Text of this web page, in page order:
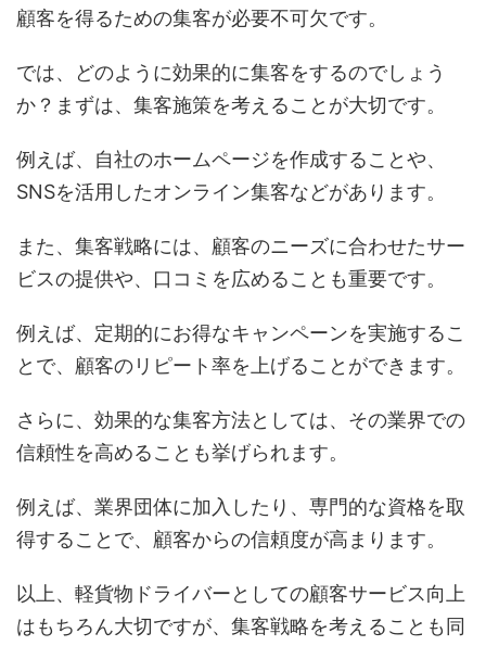
顧客を得るための集客が必要不可欠です。
では、どのように効果的に集客をするのでしょう
か？まずは、集客施策を考えることが大切です。
例えば、自社のホームページを作成することや、
SNSを活用したオンライン集客などがあります。
また、集客戦略には、顧客のニーズに合わせたサー
ビスの提供や、口コミを広めることも重要です。
例えば、定期的にお得なキャンペーンを実施するこ
とで、顧客のリピート率を上げることができます。
さらに、効果的な集客方法としては、その業界での
信頼性を高めることも挙げられます。
例えば、業界団体に加入したり、専門的な資格を取
得することで、顧客からの信頼度が高まります。
以上、軽貨物ドライバーとしての顧客サービス向上
はもちろん大切ですが、集客戦略を考えることも同